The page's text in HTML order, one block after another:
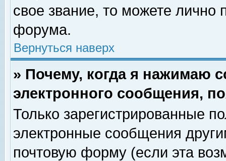
свое звание, то можете лично
форума.
Вернуться наверх
» Почему, когда я нажимаю
электронного сообщения,
Только зарегистрированные
электронные сообщения
почтовую форму (если эта